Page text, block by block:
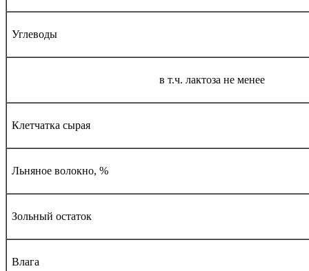
Углеводы
в т.ч. лактоза не менее
Клетчатка сырая
Льняное волокно, %
Зольный остаток
Влага